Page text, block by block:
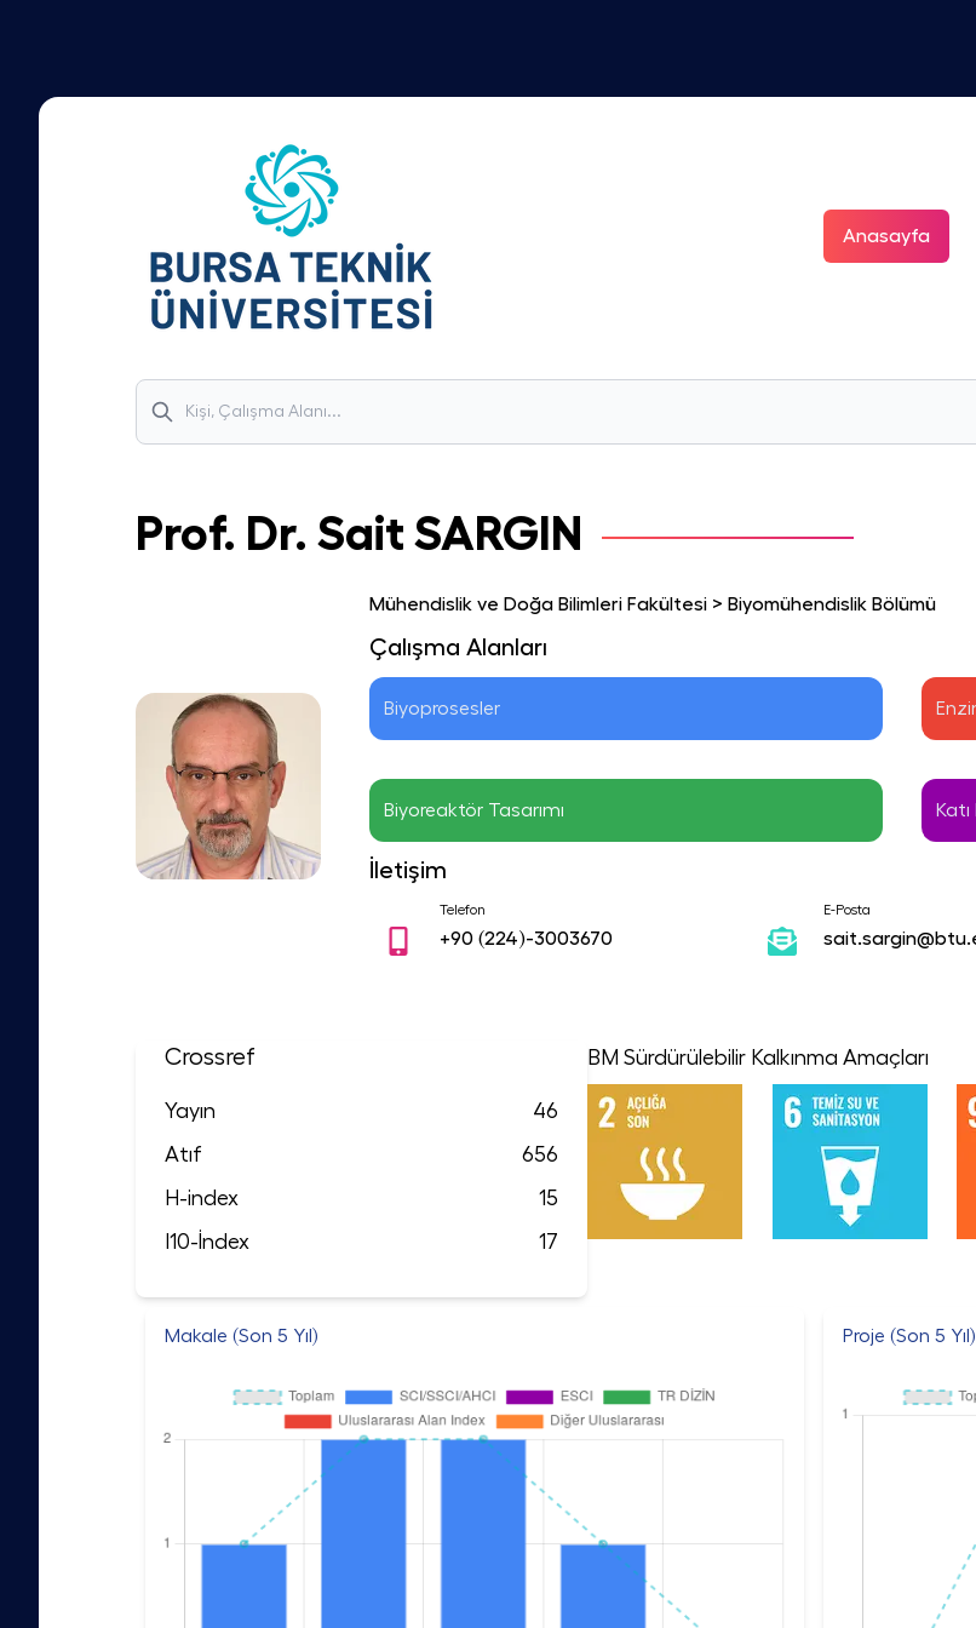
Anasayfa
Prof. Dr. Sait SARGIN
Mühendislik ve Doğa Bilimleri Fakültesi > Biyomühendislik Bölümü
Çalışma Alanları
Biyoprosesler
Biyoreaktör Tasarımı
İletişim
Telefon
+90(224)-3003670
E-Posta
Crossref
Yayın
46
Atıf
656
H-index
15
I10-İndex
17
BM Sürdürülebilir Kalkınma Amaçları
Makale (Son 5 Yıl) Proje (Son 5 Yıl)